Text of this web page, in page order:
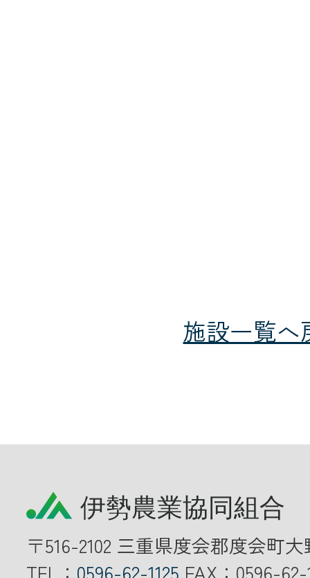
施設一覧へ
〒516-2102 三重県度会郡度会町
TEL： 0596-62-1125 FAX：0596-62-